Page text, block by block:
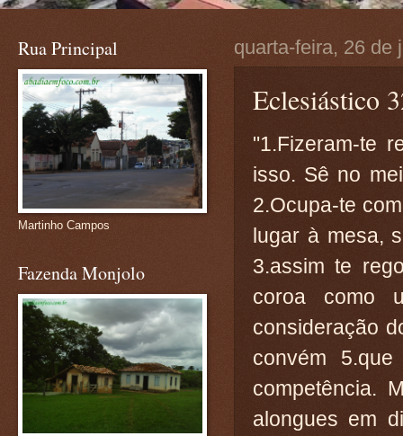
quarta-feira, 26 de
Eclesiástico
"1.Fizeram-te
isso. Sê no
2.Ocupa-te
lugar à mesa,
3.assim te
coroa como
consideração
convém
competência.
alongues em
Rua Principal
Martinho Campos
Fazenda Monjolo